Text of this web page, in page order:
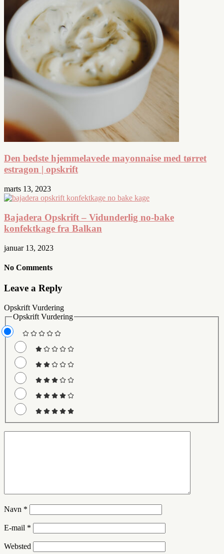
Den bedste hjemmelavede mayonnaise med tørret
estragon | opskrift
marts 13, 2023
Bajadera Opskrift – Vidunderlig no-bake
konfektkage fra Balkan
januar 13, 2023
No Comments
Leave a Reply
Opskrift Vurdering
Opskrift Vurdering
Navn *
E-mail *
Websted